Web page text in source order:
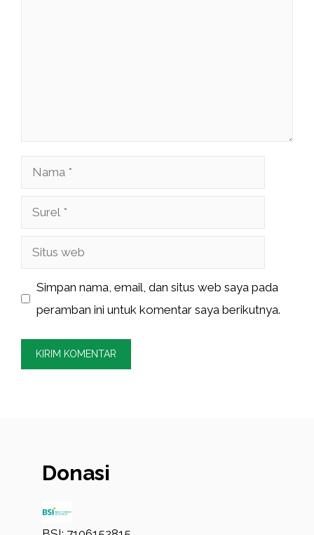
Nama
Surel
Situs
Simpan nama, email, dan situs web saya pada
peramban ini untuk komentar saya berikutnya.
Donasi